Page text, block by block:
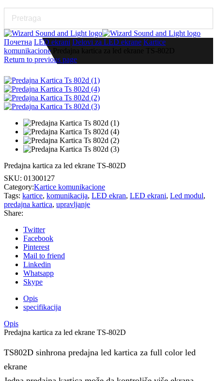
Почетна LED ekrani Delovi za LED ekrane Kartice
komunikacione Predajna kartica za led ekrane TS-802D
Return to previous page
Predajna kartica za led ekrane TS-802D
SKU: 01300127
Category:Kartice komunikacione
Tags: kartice, komunikacija, LED ekran, LED ekrani, Led modul,
predajna kartica, upravljanje
Share:
Twitter
Facebook
Pinterest
Mail to friend
Linkedin
Whatsapp
Skype
Opis
specifikacija
Opis
Predajna kartica za led ekrane TS-802D
TS802D sinhrona predajna led kartica za full color led
ekrane